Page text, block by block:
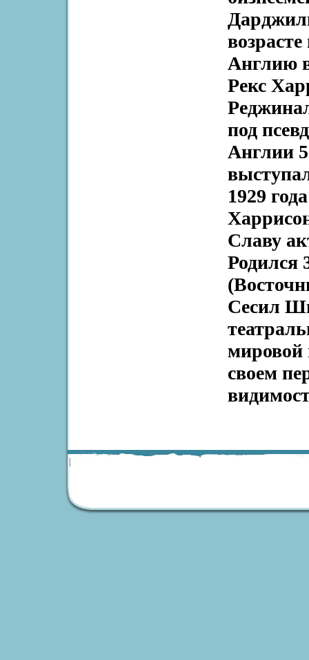
Англию
Рекс
под
Англии
1929
Славу
Родился
Сесил
мировой
своем